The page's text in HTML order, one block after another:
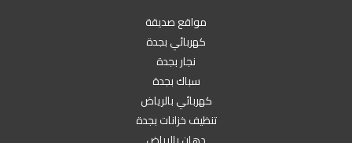
مواقع صديقة
كهربائي بجدة
نجار بجدة
سباك بجدة
كهربائي بالرياض
تنظيف خزانات بجدة